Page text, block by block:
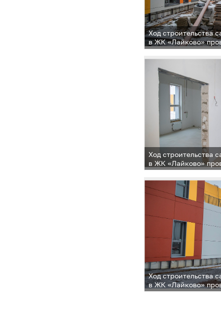
Ход строительства
в ЖК «Лайково»
Ход строительства
в ЖК «Лайково»
Ход строительства
в ЖК «Лайково»